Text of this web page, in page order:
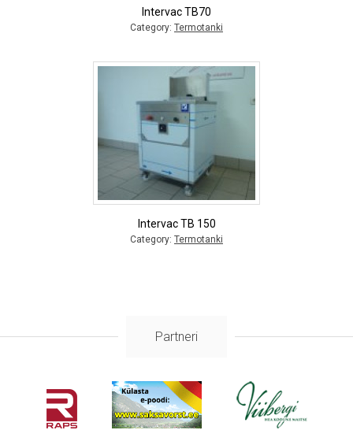
Intervac TB70
Category: Termotanki
Intervac TB 150
Category: Termotanki
Partneri